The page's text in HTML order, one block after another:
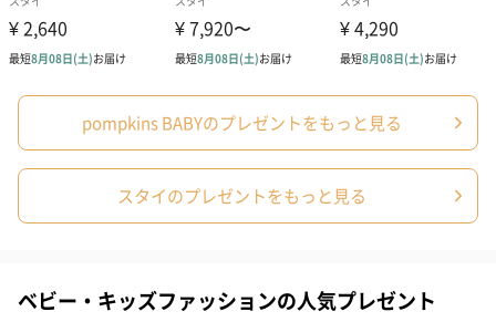
写真付きメッセージカ
ード（680円）
ード（Thank you）ピ
ンク（680円）
【誕生日】
Birthday ホワ
刷なし）（
ギフトラッピングを施してお届けいたします。
pompkins BABYのプレゼントをもっと見る
スタイのプレゼントをもっと見る
ベビー・キッズファッションの人気プレゼント